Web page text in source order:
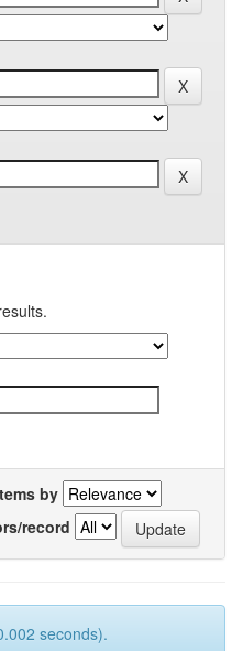
by
record
seconds).